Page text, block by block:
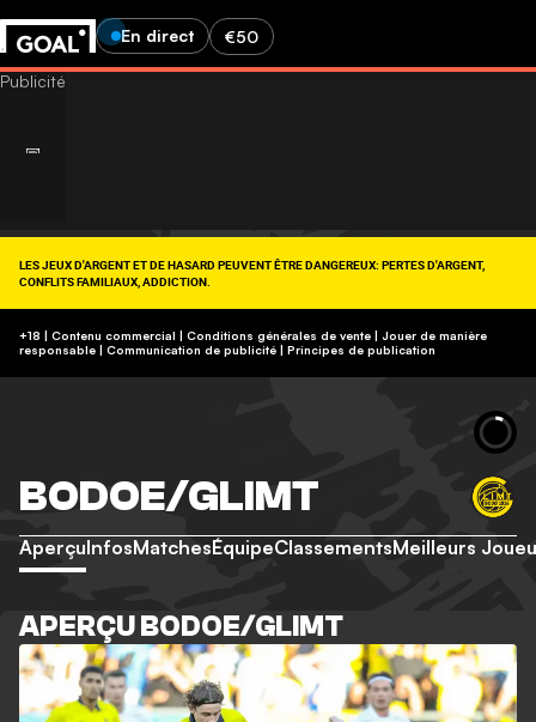
En direct €50
LES JEUX D'ARGENT ET DE HASARD PEUVENT ÊTRE DANGEREUX: PERTES D'ARGENT,
CONFLITS FAMILIAUX, ADDICTION.
https://www.joueurs-info-service.fr/
+18 | Contenu commercial | Conditions générales de vente | Jouer de manière
responsable | Communication de publicité | Principes de publication
BODOE/GLIMT
AperçuInfosMatchesÉquipeClassementsMeilleurs
APERÇU BODOE/GLIMT